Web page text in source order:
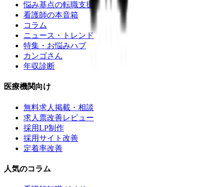
悩み基点の転職支援
看護師の本音箱
コラム
ニュース・トレンド
特集・お悩みハブ
カンゴさん
年収診断
医療機関向け
無料求人掲載・相談
求人票改善レビュー
採用LP制作
採用サイト改善
定着率改善
人気のコラム